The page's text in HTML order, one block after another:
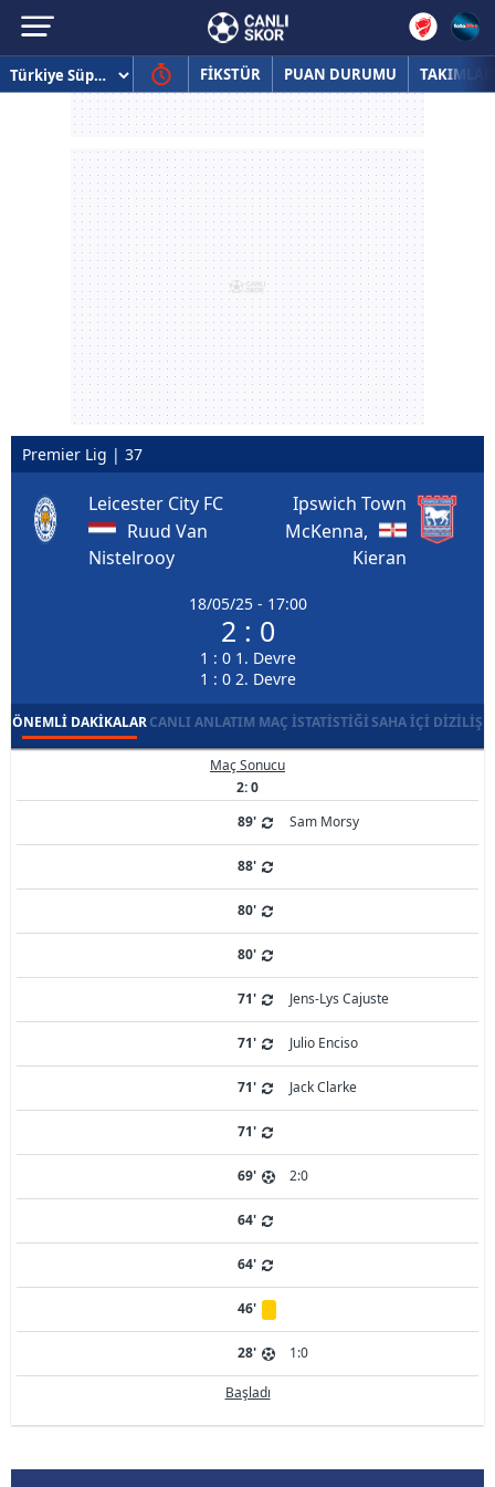
FİKSTÜR PUAN DURUMU TAKIMLAR
Premier Lig | 37
Leicester City FC
Ruud Van
Nistelrooy
18/05/25 - 17:00
2 : 0
1 : 0 1. Devre
1 : 0 2. Devre
Ipswich Town
McKenna,
Kieran
ÖNEMLI DAKIKALARCANLI ANLATIM MAÇ İSTATISTIĞISAHA İÇI DIZILIŞ
Maç Sonucu
2: 0
89'
Sam Morsy
88'
80'
80'
71' Jens-Lys Cajuste
71' Julio Enciso
71' Jack Clarke
71'
69' 2:0
64'
64'
46'
28' 1:0
Başladı